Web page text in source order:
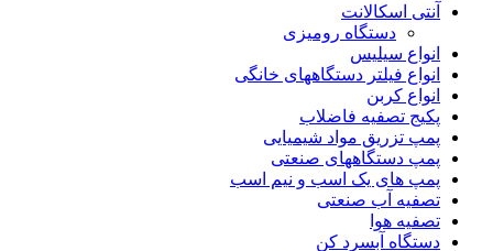
آنتی اسکالانت
دستگاه رومیزی
انواع سیلیس
انواع فیلتر دستگاههای خانگی
انواع کربن
پکیج تصفیه فاضلاب
پمپ تزریق مواد شیمیایی
پمپ دستگاههای صنعتی
پمپ های یک اسب و نیم اسب
تصفیه آب صنعتی
تصفیه هوا
دستگاه آبسرد کن